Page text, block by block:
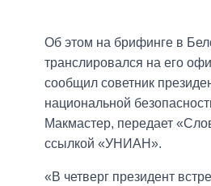
Об этом на брифинге в
транслировался на его
сообщил советник
национальной
Макмастер, передает
ссылкой «УНИАН».
«В четверг президент